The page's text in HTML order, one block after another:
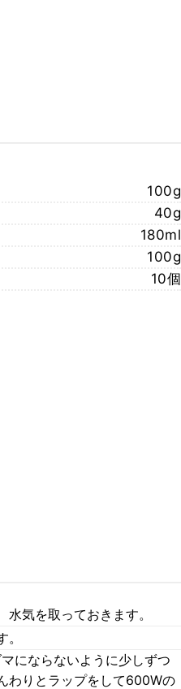
100g
40g
180ml
100g
10個
気を取っておきます。
にならないように少しずつ
わりとラップをして600Wの